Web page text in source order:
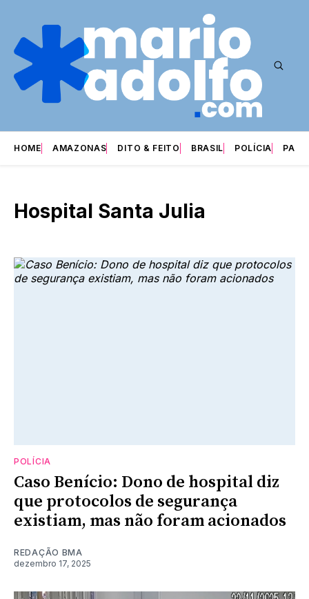
HOME AMAZONAS DITO & FEITO BRASIL POLÍCIA
Hospital Santa Julia
POLÍCIA
Caso Benício: Dono de hospital diz
que protocolos de segurança
existiam, mas não foram acionados
REDAÇÃO BMA
dezembro 17, 2025